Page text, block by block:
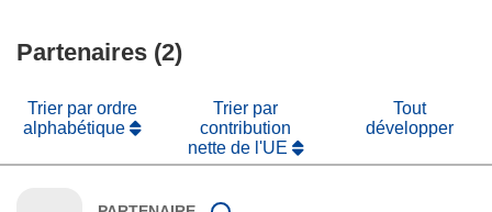
Partenaires (2)
Trier par ordre
alphabétique
Trier par
contribution
nette de l'UE
Tout
développer